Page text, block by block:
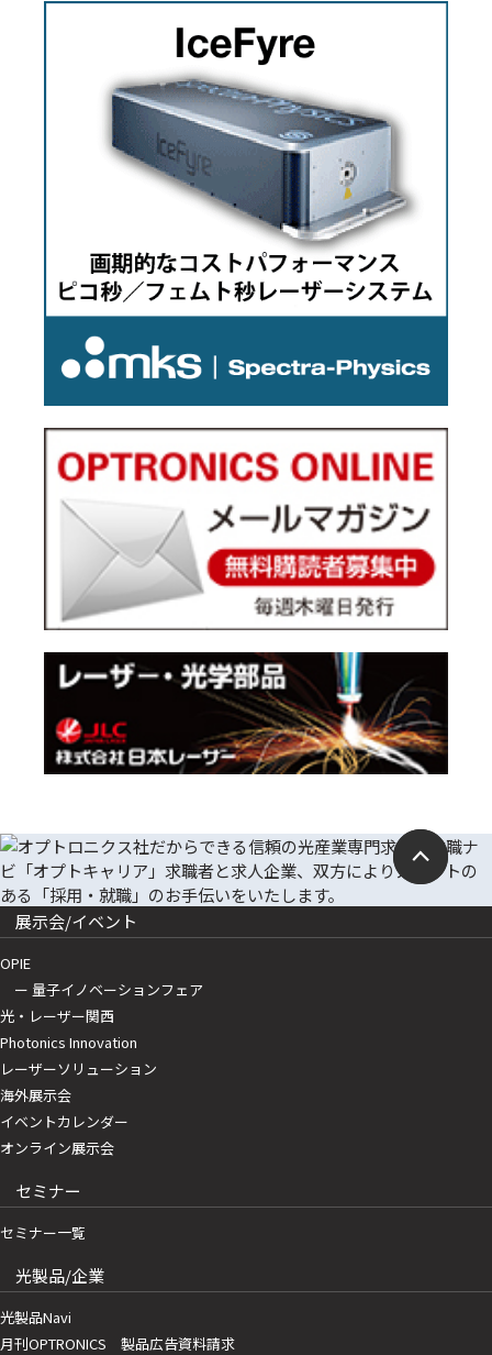
展示会/イベント
OPIE
ー 量子イノベーションフェア
光・レーザー関西
Photonics Innovation
レーザーソリューション
海外展示会
イベントカレンダー
オンライン展示会
セミナー
セミナー一覧
光製品/企業
光製品Navi
月刊OPTRONICS 製品広告資料請求